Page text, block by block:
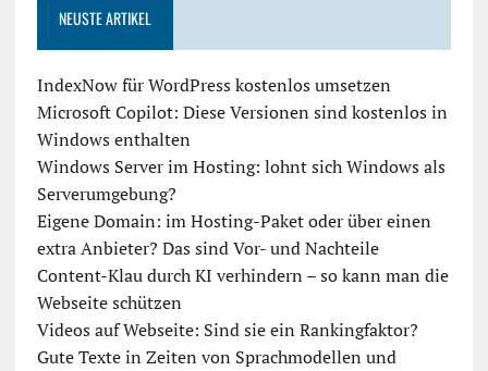
NEUSTE ARTIKEL
IndexNow für WordPress kostenlos umsetzen
Microsoft Copilot: Diese Versionen sind kostenlos in
Windows enthalten
Windows Server im Hosting: lohnt sich Windows als
Serverumgebung?
Eigene Domain: im Hosting-Paket oder über einen
extra Anbieter? Das sind Vor- und Nachteile
Content-Klau durch KI verhindern – so kann man die
Webseite schützen
Videos auf Webseite: Sind sie ein Rankingfaktor?
Gute Texte in Zeiten von Sprachmodellen und